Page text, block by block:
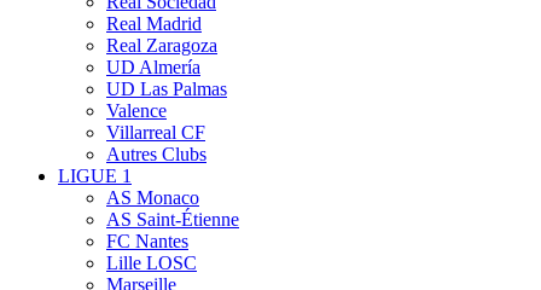
Real Madrid
Real Zaragoza
UD Almería
UD Las Palmas
Valence
Villarreal CF
Autres Clubs
LIGUE 1
AS Monaco
AS Saint-Étienne
FC Nantes
Lille LOSC
Marseille